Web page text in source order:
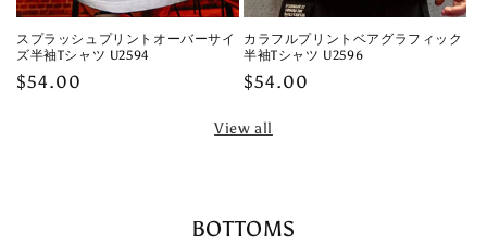
スプラッシュプリントオーバーサイ
ズ半袖Tシャツ U2594
Regular
$54.00
カラフルプリントベアグラフィック
半袖Tシャツ U2596
Regular
$54.00
View all
BOTTOMS